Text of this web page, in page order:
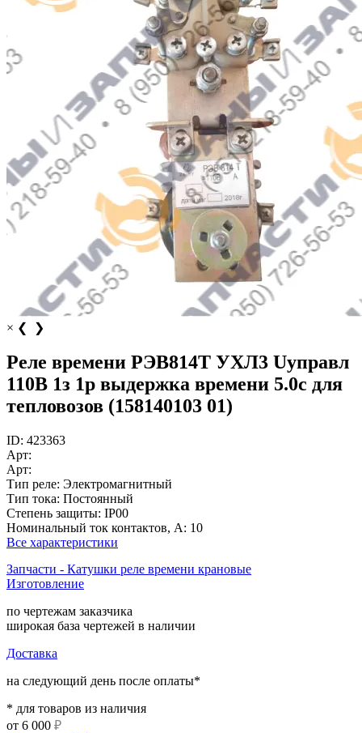
× ❮ ❯
Реле времени РЭВ814Т УХЛ3 Uуправл
110В 1з 1р выдержка времени 5.0с для
тепловозов (158140103 01)
ID: 423363
Арт:
Арт:
Тип реле: Электромагнитный
Тип тока: Постоянный
Степень защиты: IP00
Номинальный ток контактов, А: 10
Все характеристики
Запчасти - Катушки реле времени крановые
Изготовление
по чертежам заказчика
широкая база чертежей в наличии
Доставка
на следующий день после оплаты*
* для товаров из наличия
от 6 000 ₽